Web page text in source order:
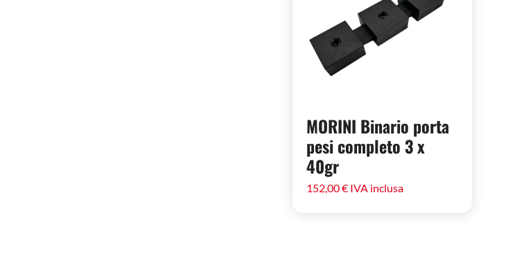
MORINI Binario porta
pesi completo 3 x
40gr
152,00€ IVA inclusa